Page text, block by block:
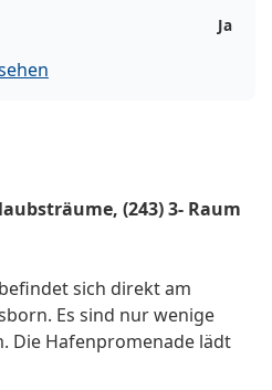
Ja
(243) 3- Raum
sich direkt am
Es sind nur wenige
Die Hafenpromenade lädt